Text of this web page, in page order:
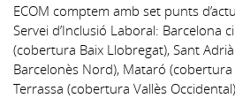
ECOM comptem amb set punts
Servei d’Inclusió Laboral: Barcelona
(cobertura Baix Llobregat), Sant
Barcelonès Nord), Mataró (cobertura
Terrassa (cobertura Vallès